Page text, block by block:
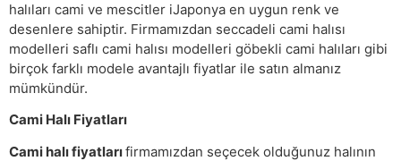
halıları cami ve mescitler iJaponya en uygun renk ve
desenlere sahiptir. Firmamızdan seccadeli cami halısı
modelleri saflı cami halısı modelleri göbekli cami halıları gibi
birçok farklı modele avantajlı fiyatlar ile satın almanız
mümkündür.
Cami Halı Fiyatları
Cami halı fiyatlarıfirmamızdan seçecek olduğunuz halının